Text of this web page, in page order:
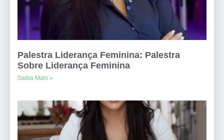
Palestra Liderança Feminina: Palestra
Sobre Liderança Feminina
Saiba Mais »